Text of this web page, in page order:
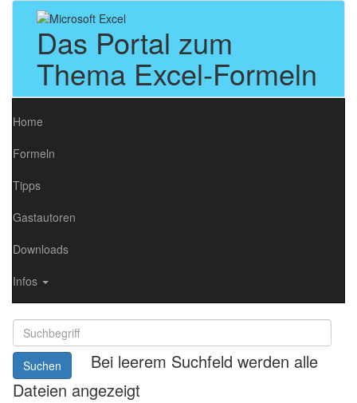
Das Portal zum
Thema Excel-Formeln
Home
Formeln
Tipps
Gastautoren
Downloads
Infos
Suchen
Bei leerem Suchfeld werden alle
Dateien angezeigt